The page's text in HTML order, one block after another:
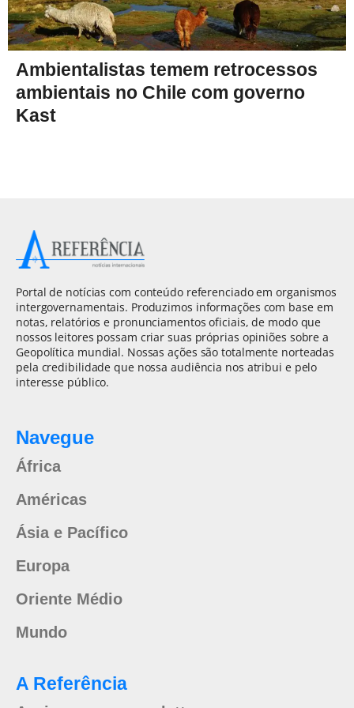
Ambientalistas temem retrocessos
ambientais no Chile com governo
Kast
Portal de notícias com conteúdo referenciado em organismos
intergovernamentais. Produzimos informações com base em
notas, relatórios e pronunciamentos oficiais, de modo que
nossos leitores possam criar suas próprias opiniões sobre a
Geopolítica mundial. Nossas ações são totalmente norteadas
pela credibilidade que nossa audiência nos atribui e pelo
interesse público.
Navegue
África
Américas
Ásia e Pacífico
Europa
Oriente Médio
Mundo
A Referência